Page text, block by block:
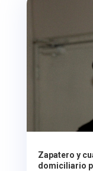
Zapatero y
domiciliario